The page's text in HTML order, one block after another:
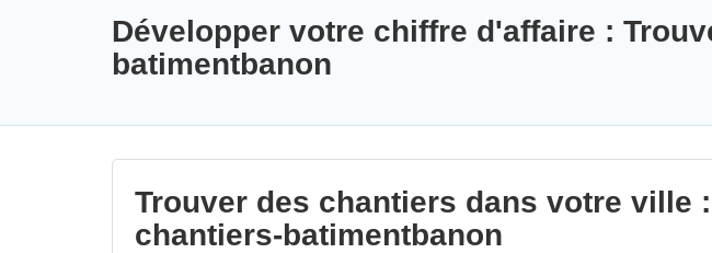
Développer votre chiffre d'affaire :
batimentbanon
Trouver des chantiers dans votre ville
chantiers-batimentbanon